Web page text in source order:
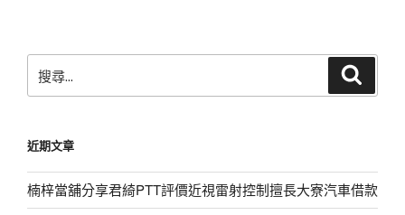
尋
字:
近期文章
楠梓當舖分享君綺PTT評價近視雷射控制擅長大寮汽車借款